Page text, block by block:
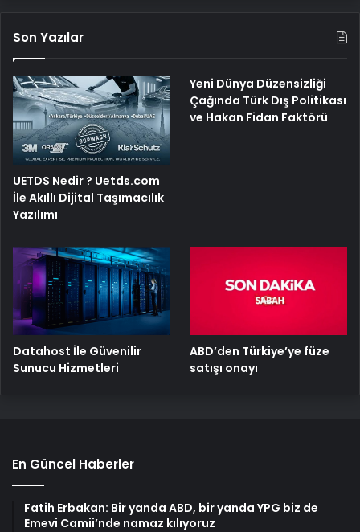
Son Yazılar
UETDS Nedir ? Uetds.com
İle Akıllı Dijital Taşımacılık
Yazılımı
Yeni Dünya Düzensizliği
Çağında Türk Dış Politikası
ve Hakan Fidan Faktörü
Datahost İle Güvenilir
Sunucu Hizmetleri
ABD’den Türkiye’ye füze
satışı onayı
En Güncel Haberler
Fatih Erbakan: Bir yanda ABD, bir yanda YPG biz de
Emevi Camii’nde namaz kılıyoruz